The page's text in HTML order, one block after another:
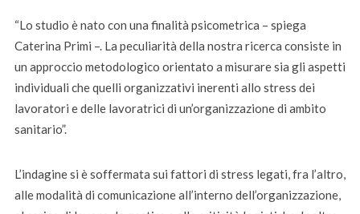
“Lo studio è nato con una finalità psicometrica – spiega
Caterina Primi –. La peculiarità della nostra ricerca consiste in
un approccio metodologico orientato a misurare sia gli aspetti
individuali che quelli organizzativi inerenti allo stress dei
lavoratori e delle lavoratrici di un’organizzazione di ambito
sanitario”.
L’indagine si è soffermata sui fattori di stress legati, fra l’altro,
alle modalità di comunicazione all’interno dell’organizzazione,